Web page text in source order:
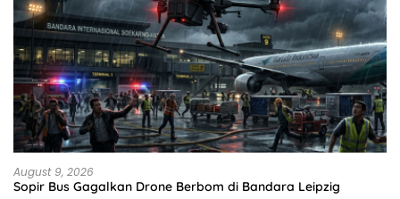
August 9, 2026
Sopir Bus Gagalkan Drone Berbom di Bandara Leipzig